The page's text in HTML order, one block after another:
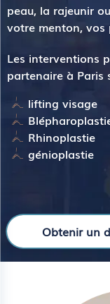
peau, la rajeunir
votre menton, vos
Les interventions
partenaire à Paris
lifting visage
Rhinoplastie
génioplastie
Obtenir un